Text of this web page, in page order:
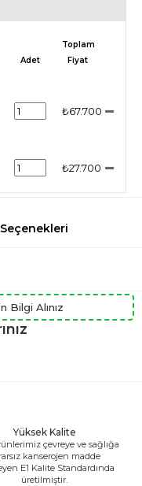
Adet
Toplam
Fiyat
₺67.700
₺27.700
Bilgi Alınız
Yüksek Kalite
çevreye ve sağlığa
kanserojen madde
E1 Kalite Standardında
üretilmiştir.